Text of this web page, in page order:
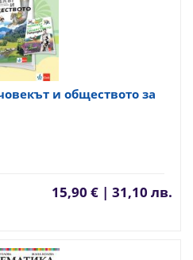
и обществото за
15,90 € | 31,10 лв.